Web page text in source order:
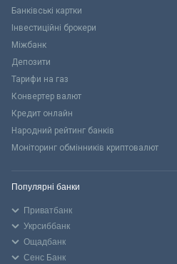
Банківські картки
Інвестиційні брокери
Міжбанк
Депозити
Тарифи на газ
Конвертер валют
Кредит онлайн
Народний рейтинг банків
Моніторинг обмінників криптовалют
Популярні банки
Приватбанк
Укрсиббанк
Ощадбанк
Сенс Банк